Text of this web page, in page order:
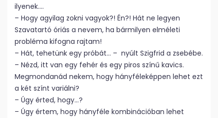
ilyenek….
– Hogy agyilag zokni vagyok?! Én?! Hát ne legyen
Szavatartó óriás a nevem, ha bármilyen elméleti
probléma kifogna rajtam!
– Hát, tehetünk egy próbát… – nyúlt Szigfrid a zsebébe.
– Nézd, itt van egy fehér és egy piros színű kavics.
Megmondanád nekem, hogy hányféleképpen lehet ezt
a két színt variálni?
– Úgy érted, hogy…?
– Úgy értem, hogy hányféle kombinációban lehet